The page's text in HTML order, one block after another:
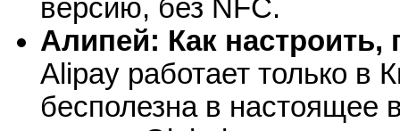
версию, без NFC.
Алипей: Как настроить,
Alipay работает только в
бесполезна в настоящее